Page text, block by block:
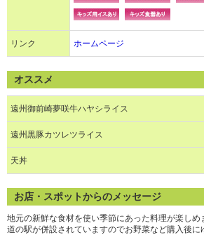
リンク ホームページ
オススメ
遠州御前崎夢咲牛ハヤシライス
遠州黒豚カツレツライス
天丼
お店・スポットからのメッセージ
地元の新鮮な食材を使い季節にあった料理が楽しめ
道の駅が併設されていますのでお野菜など購入後